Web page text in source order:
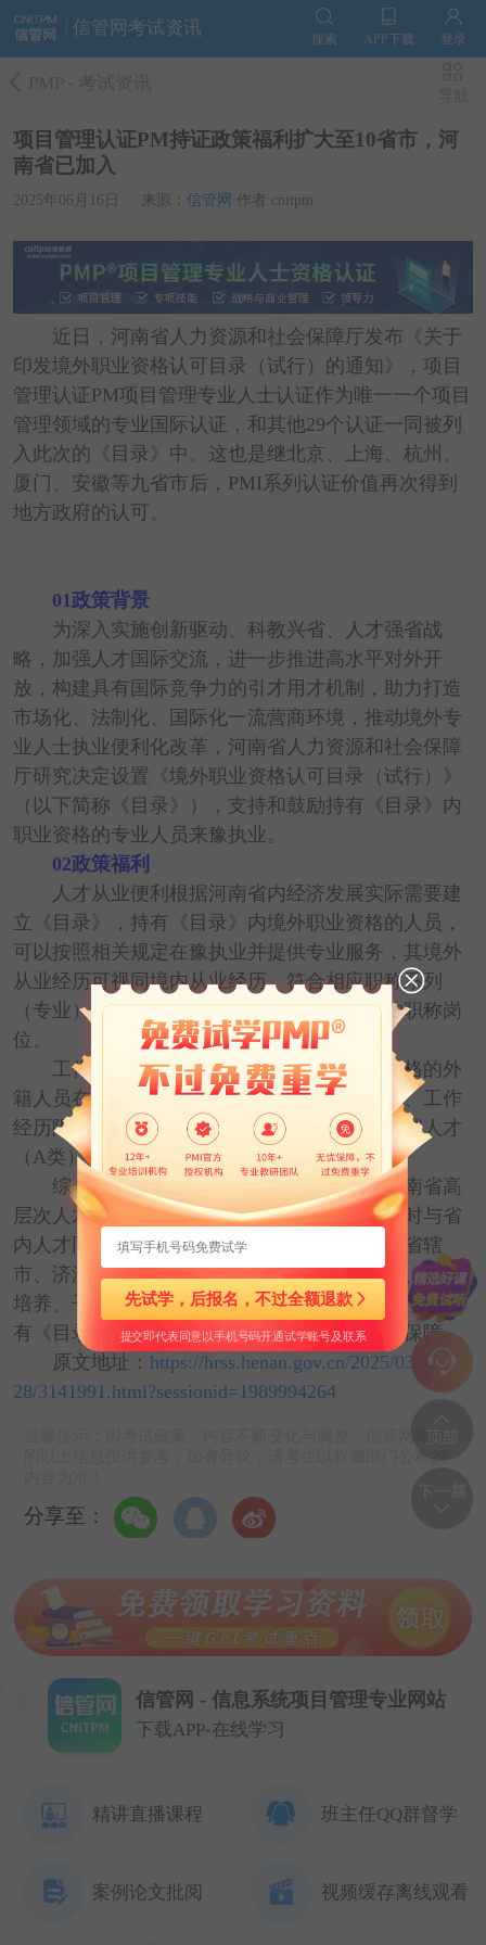
信管网考试资讯
搜索 APP下载 登录
项目管理认证PM持证政策福利扩大至10省市，河
南省已加入
2025年06月16日 来源： 信管网 作者:cnitpm
近日，河南省人力资源和社会保障厅发布《关于
印发境外职业资格认可目录（试行）的通知》，项目
管理认证PM项目管理专业人士认证作为唯一一个项目
管理领域的专业国际认证，和其他29个认证一同被列
入此次的《目录》中。这也是继北京、上海、杭州、
厦门、安徽等九省市后，PMI系列认证价值再次得到
地方政府的认可。
01政策背景
为深入实施创新驱动、科教兴省、人才强省战
略，加强人才国际交流，进一步推进高水平对外开
放，构建具有国际竞争力的引才用才机制，助力打造
市场化、法制化、国际化一流营商环境，推动境外专
业人士执业便利化改革，河南省人力资源和社会保障
厅研究决定设置《境外职业资格认可目录（试行）》
（以下简称《目录》），支持和鼓励持有《目录》内
职业资格的专业人员来豫执业。
02政策福利
人才从业便利根据河南省内经济发展实际需要建
立《目录》，持有《目录》内境外职业资格的人员，
可以按照相关规定在豫执业并提供专业服务，其境外
从业经历可视同境内从业经历。符合相应职称系列
（专业）层级基本标准条件的，可聘任相应的职称岗
位。
工作许可便利持有《目录》内境外职业资格的外
籍人员在办理工作许可时，可不受学历、学位、工作
经历限制，年龄可放宽至65周岁，符合外国高端人才
（A类）条件的，可办理5年以内的有效证件。
综合支持保障符合条件的专业人员纳入河南省高
层次人才服务范围，同时在相关人才项目评选时与省
内人才同等对待。鼓励相关行业主管部门、各省辖
市、济源示范区、航空港区及企业在创新创业、人才
培养、子女入学、社会保障、评价激励等方面，对持
有《目录》内境外职业资格的人员给予支持和保障。
原文地址： https://hrss.henan.gov.cn/2025/03-
28/3141991.html?sessionid=1989994264
温馨提示：因考试政策、内容不断变化与调整，信管网提供
的以上信息仅供参考，如有异议，请考生以权威部门公布的
分享至：
信管网 - 信息系统项目管理专业网站
下载APP-在线学习
精讲直播课程 班主任QQ群督学
案例论文批阅 视频缓存离线观看
先试学，后报名，不过全额退款
提交即代表同意以手机号码开通试学账号及联系